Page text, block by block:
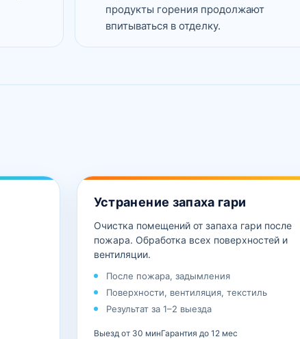
продукты горения продолжают
впитываться в отделку.
Устранение запаха гари
Очистка помещений от запаха гари после
пожара. Обработка всех поверхностей и
вентиляции.
После пожара, задымления
Поверхности, вентиляция, текстиль
Результат за 1–2 выезда
Выезд от 30 минГарантия до 12 мес